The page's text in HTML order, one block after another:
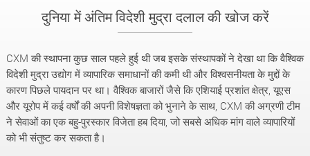
दुनिया में अंतिम विदेशी मुद्रा दलाल की खोज करें
CXM की स्थापना कुछ साल पहले हुई थी जब इसके संस्थापकों ने देखा था कि वैश्विक
विदेशी मुद्रा उद्योग में व्यापारिक समाधानों की कमी थी और विश्वसनीयता के मुद्दों के
कारण पिछले पायदान पर था। वैश्विक बाजारों जैसे कि एशियाई प्रशांत क्षेत्र, यूएस
और यूरोप में कई वर्षों की अपनी विशेषज्ञता को भुनाने के साथ, CXM की अग्रणी टीम
ने सेवाओं का एक बहु-पुरस्कार विजेता हब दिया, जो सबसे अधिक मांग वाले व्यापारियों
को भी संतुष्ट कर सकता है।